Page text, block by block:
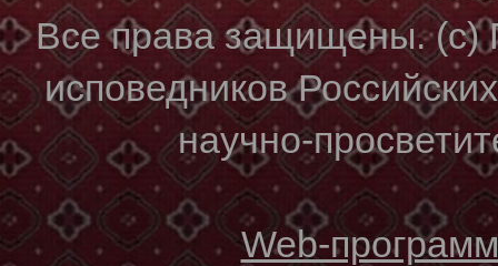
Все права защищены. (с)
исповедников
научно-
Web-